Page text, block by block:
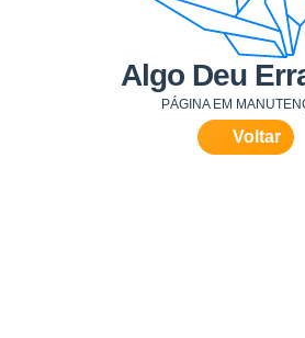
Algo Deu
PÁGINA EM
Voltar